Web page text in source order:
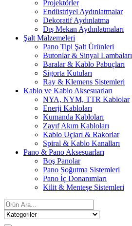
Projektörler
Endüstriyel Aydınlatmalar
Dekoratif Aydınlatma
Dış Mekan Aydınlatmaları
Şalt Malzemeleri
Pano Tipi Şalt Ürünleri
Butonlar & Sinyal Lambaları
Baralar & Kablo Pabuçları
Sigorta Kutuları
Ray & Klemens Sistemleri
Kablo ve Kablo Aksesuarları
NYA, NYM, TTR Kablolar
Enerji Kabloları
Kumanda Kabloları
Zayıf Akım Kabloları
Kablo Uçları & Rakorlar
Spiral & Kablo Kanalları
Pano & Pano Aksesuarları
Boş Panolar
Pano Soğutma Sistemleri
Pano İç Donanımları
Kilit & Menteşe Sistemleri
Search
for: